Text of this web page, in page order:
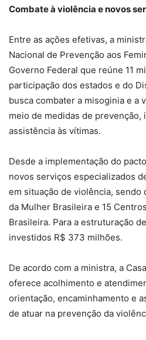
Combate à violência e novos
Entre as ações efetivas, a
Nacional de Prevenção aos
Governo Federal que reúne 11
participação dos estados e do
busca combater a misoginia e a
meio de medidas de
assistência às vítimas.
Desde a implementação do
novos serviços especializados
em situação de violência, sendo
da Mulher Brasileira e 15
Brasileira. Para a estruturação
investidos R$ 373 milhões.
De acordo com a ministra, a
oferece acolhimento e
orientação, encaminhamento e
de atuar na prevenção da